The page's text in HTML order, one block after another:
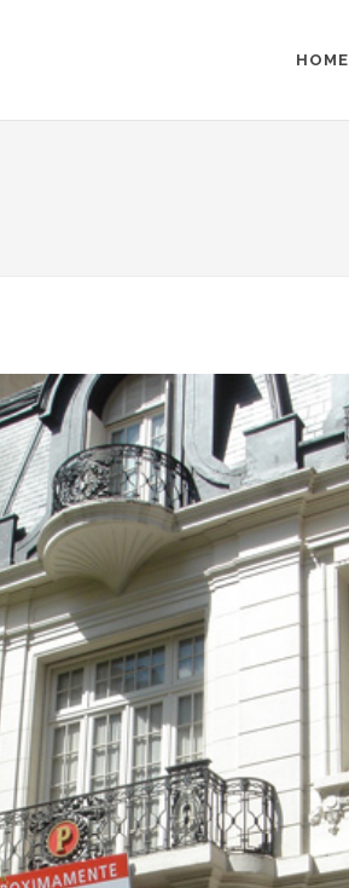
HOME